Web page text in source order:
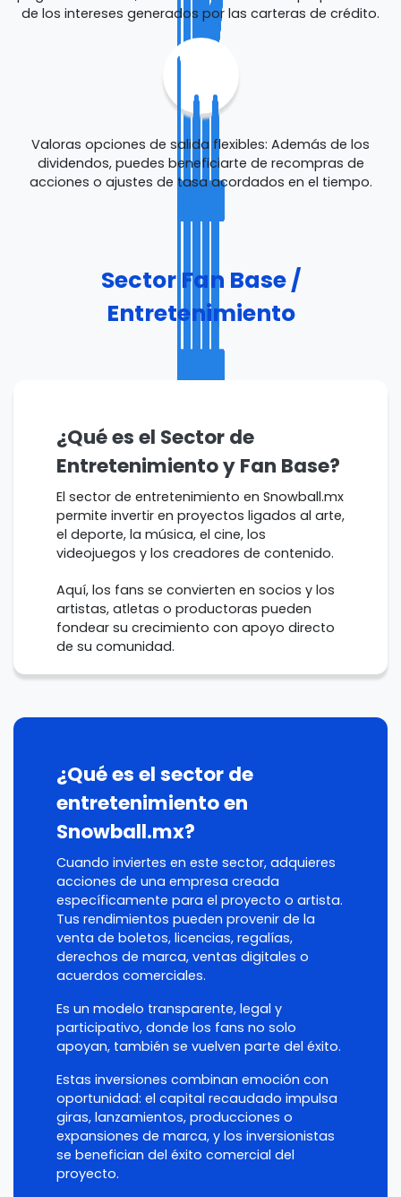
de los intereses generados por las carteras de crédito.
Valoras opciones de salida flexibles: Además de los
dividendos, puedes beneficiarte de recompras de
acciones o ajustes de tasa acordados en el tiempo.
Sector Fan Base /
Entretenimiento
¿Qué es el Sector de
Entretenimiento y Fan Base?
El sector de entretenimiento en Snowball.mx
permite invertir en proyectos ligados al arte,
el deporte, la música, el cine, los
videojuegos y los creadores de contenido.
Aquí, los fans se convierten en socios y los
artistas, atletas o productoras pueden
fondear su crecimiento con apoyo directo
de su comunidad.
¿Qué es el sector de
entretenimiento en
Snowball.mx?
Cuando inviertes en este sector, adquieres
acciones de una empresa creada
específicamente para el proyecto o artista.
Tus rendimientos pueden provenir de la
venta de boletos, licencias, regalías,
derechos de marca, ventas digitales o
acuerdos comerciales.
Es un modelo transparente, legal y
participativo, donde los fans no solo
apoyan, también se vuelven parte del éxito.
Estas inversiones combinan emoción con
oportunidad: el capital recaudado impulsa
giras, lanzamientos, producciones o
expansiones de marca, y los inversionistas
se benefician del éxito comercial del
proyecto.